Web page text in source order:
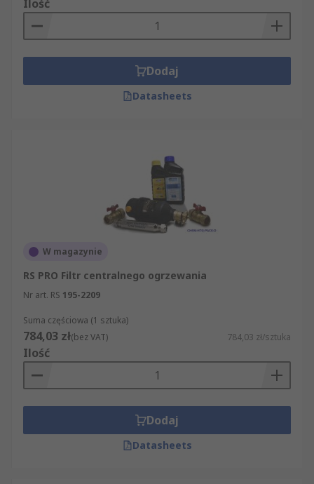
Ilość
Dodaj
Datasheets
W magazynie
RS PRO Filtr centralnego ogrzewania
Nr art. RS 195-2209
Suma częściowa (1 sztuka)
784,03 zł(bez VAT) 784,03 zł/sztuka
Ilość
Dodaj
Datasheets